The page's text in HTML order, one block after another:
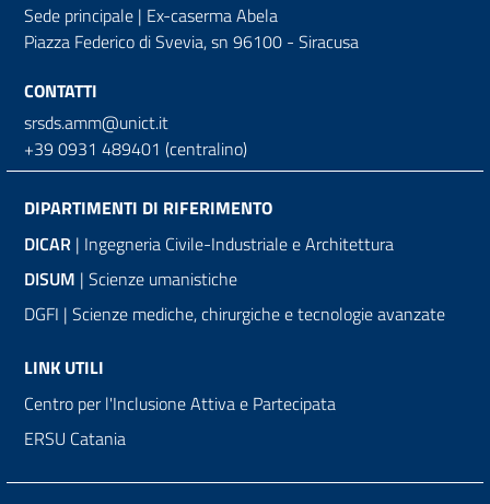
Sede principale | Ex-caserma Abela
Piazza Federico di Svevia, sn 96100 - Siracusa
CONTATTI
srsds.amm@unict.it
+39 0931 489401 (centralino)
DIPARTIMENTI DI RIFERIMENTO
DICAR | Ingegneria Civile-Industriale e Architettura
DISUM | Scienze umanistiche
DGFI | Scienze mediche, chirurgiche e tecnologie avanzate
LINK UTILI
Centro per l'Inclusione Attiva e Partecipata
ERSU Catania